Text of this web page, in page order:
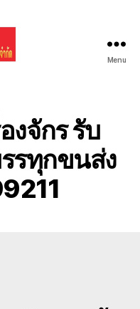
ทศ.com
Menu
งจักร รับ
รทุกขนส่ง